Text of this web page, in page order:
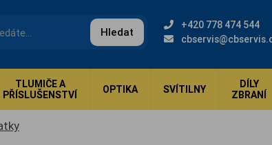
Hledat
+420 778 474 544
TLUMIČE A
PŘÍSLUŠENSTVÍ
OPTIKA SVÍTILNY
DÍLY
ZBRANÍ